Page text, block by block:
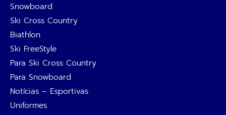
Snowboard
Ski Cross Country
Biathlon
Ski FreeStyle
Para Ski Cross Country
Para Snowboard
Notícias – Esportivas
Uniformes